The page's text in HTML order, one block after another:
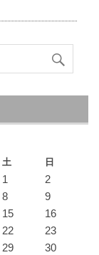
土 日
1
2
8
9
15
16
22
23
29 30